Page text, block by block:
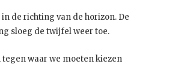
de richting van de horizon. De
sloeg de twijfel weer toe.
waar we moeten kiezen